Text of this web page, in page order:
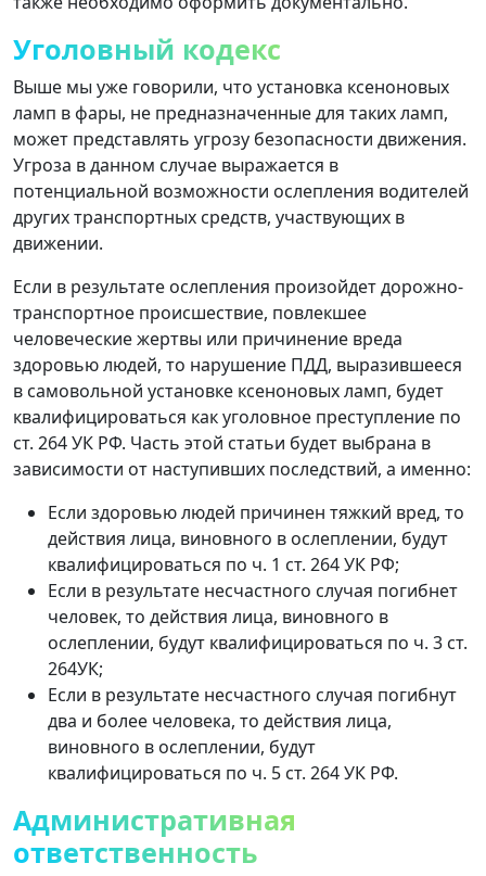
Уголовный кодекс
Выше мы уже говорили, что установка ксеноновых
ламп в фары, не предназначенные для таких ламп,
может представлять угрозу безопасности движения.
Угроза в данном случае выражается в
потенциальной возможности ослепления водителей
других транспортных средств, участвующих в
движении.
Если в результате ослепления произойдет дорожно-
транспортное происшествие, повлекшее
человеческие жертвы или причинение вреда
здоровью людей, то нарушение ПДД, выразившееся
в самовольной установке ксеноновых ламп, будет
квалифицироваться как уголовное преступление по
ст. 264 УК РФ. Часть этой статьи будет выбрана в
зависимости от наступивших последствий, а именно:
Если здоровью людей причинен тяжкий вред, то
действия лица, виновного в ослеплении, будут
квалифицироваться по ч. 1 ст. 264 УК РФ;
Если в результате несчастного случая погибнет
человек, то действия лица, виновного в
ослеплении, будут квалифицироваться по ч. 3 ст.
264УК;
Если в результате несчастного случая погибнут
два и более человека, то действия лица,
виновного в ослеплении, будут
квалифицироваться по ч. 5 ст. 264 УК РФ.
Административная
ответственность